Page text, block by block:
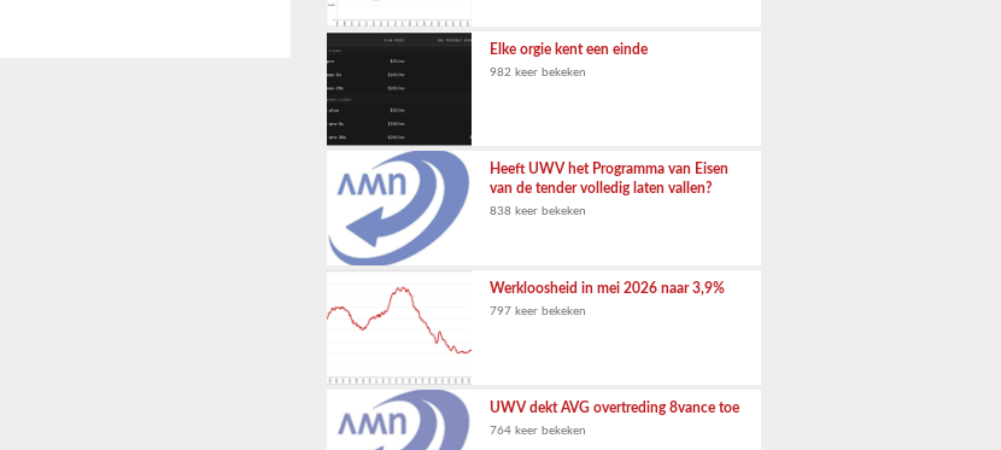
Elke orgie kent een einde
982 keer bekeken
Heeft UWV het Programma van Eisen
van de tender volledig laten vallen?
838 keer bekeken
Werkloosheid in mei 2026 naar 3,9%
797 keer bekeken
UWV dekt AVG overtreding 8vance toe
764 keer bekeken